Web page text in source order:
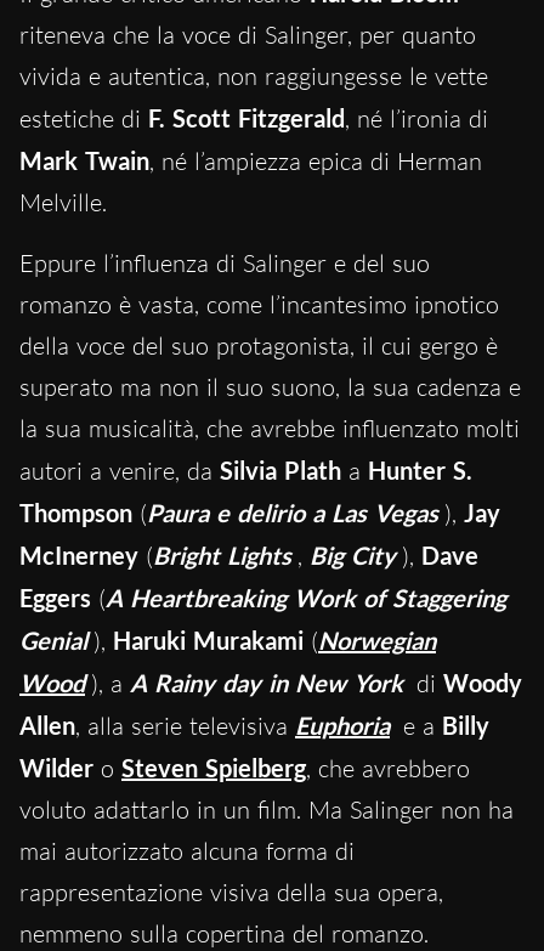
riteneva che la voce di Salinger, per quanto
vivida e autentica, non raggiungesse le vette
estetiche di F. Scott Fitzgerald, né l’ironia di
Mark Twain, né l’ampiezza epica di Herman
Melville.
Eppure l’influenza di Salinger e del suo
romanzo è vasta, come l’incantesimo ipnotico
della voce del suo protagonista, il cui gergo è
superato ma non il suo suono, la sua cadenza e
la sua musicalità, che avrebbe influenzato molti
autori a venire, da Silvia Plath a Hunter S.
Thompson (Paura e delirio a Las Vegas ), Jay
McInerney (Bright Lights , Big City ), Dave
Eggers (A Heartbreaking Work of Staggering
Genial ), Haruki Murakami (Norwegian
Wood ), a A Rainy day in New York di Woody
Allen, alla serie televisiva Euphoria e a Billy
Wilder o Steven Spielberg, che avrebbero
voluto adattarlo in un film. Ma Salinger non ha
mai autorizzato alcuna forma di
rappresentazione visiva della sua opera,
nemmeno sulla copertina del romanzo.